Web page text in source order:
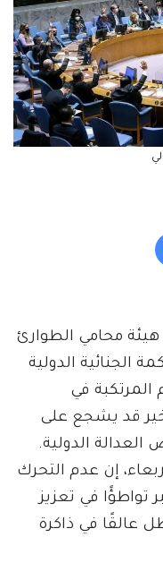
محامي الطوارئ
الجنائية الدولية
في
قد يشجع على
الدولية.
إن عدم التحرك
تواطؤًا في تعزيز
عالقًا في ذاكرة